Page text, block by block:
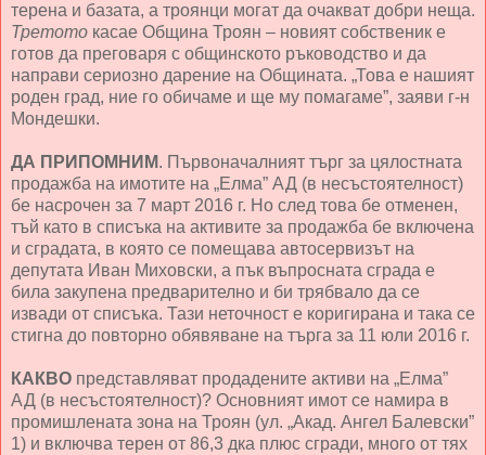
терена и базата, а троянци могат да очакват добри неща.
Третото касае Община Троян – новият собственик е
готов да преговаря с общинското ръководство и да
направи сериозно дарение на Общината. „Това е нашият
роден град, ние го обичаме и ще му помагаме”, заяви г-н
Мондешки.
ДА ПРИПОМНИМ. Първоначалният търг за цялостната
продажба на имотите на „Елма” АД (в несъстоятелност)
бе насрочен за 7 март 2016 г. Но след това бе отменен,
тъй като в списъка на активите за продажба бе включена
и сградата, в която се помещава автосервизът на
депутата Иван Миховски, а пък въпросната сграда е
била закупена предварително и би трябвало да се
извади от списъка. Тази неточност е коригирана и така се
стигна до повторно обявяване на търга за 11 юли 2016 г.
КАКВО представляват продадените активи на „Елма”
АД (в несъстоятелност)? Основният имот се намира в
промишлената зона на Троян (ул. „Акад. Ангел Балевски”
1) и включва терен от 86,3 дка плюс сгради, много от тях